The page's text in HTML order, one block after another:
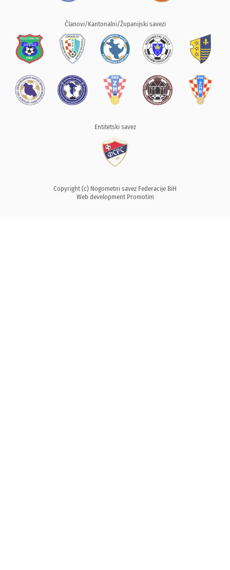
Članovi/Kantonalni/Županijski savezi
Entitetski savez
Copyright (c) Nogometni savez Federacije BiH
Web development Promotim